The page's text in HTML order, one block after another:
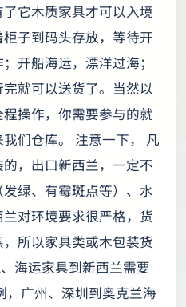
它木质家具才可以入境
子到码头存放，等待开
开船海运，漂洋过海；
就可以送货了。当然以
操作，你需要参与的就
们仓库。 注意一下， 凡
，出口新西兰，一定不
绿、有霉斑点等）、水
对环境要求很严格，货
所以家具类或木包装货
海运家具到新西兰需要
，广州、深圳到奥克兰海